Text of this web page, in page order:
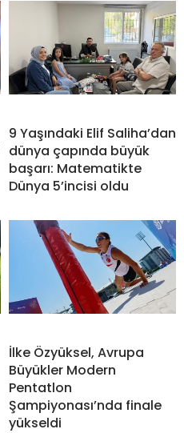
9 Yaşındaki Elif Saliha’dan
dünya çapında büyük
başarı: Matematikte
Dünya 5’incisi oldu
İlke Özyüksel, Avrupa
Büyükler Modern
Pentatlon
Şampiyonası’nda finale
yükseldi